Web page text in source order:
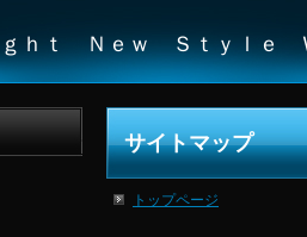
ｇｈｔ Ｎｅｗ Ｓｔｙｌｅ
サイトマップ
トップページ